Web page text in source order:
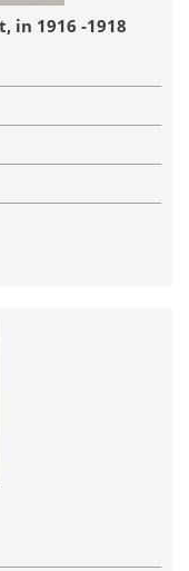
in 1916 -1918